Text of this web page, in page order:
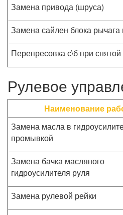
Замена привода (шруса)
Замена сайлен блока рычага
Перепресовка с\б при снятой
Рулевое
Наименование
Замена масла в
промывкой
Замена бачка масляного
гидроусилителя руля
Замена рулевой рейки